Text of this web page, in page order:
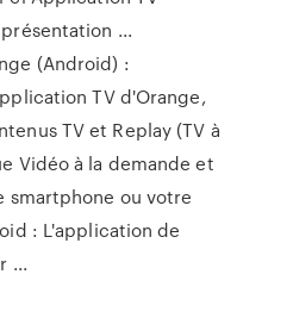
...
(Android) :
TV d'Orange,
TV et Replay (TV à
Vidéo à la demande et
smartphone ou votre
: L'application de
...